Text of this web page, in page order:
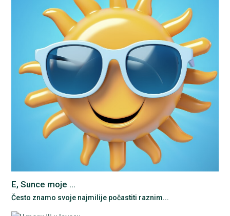
E, Sunce moje ...
Često znamo svoje najmilije počastiti raznim...